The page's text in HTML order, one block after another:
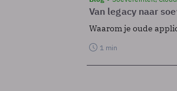
Van legacy naar
Waarom je oude
1 min